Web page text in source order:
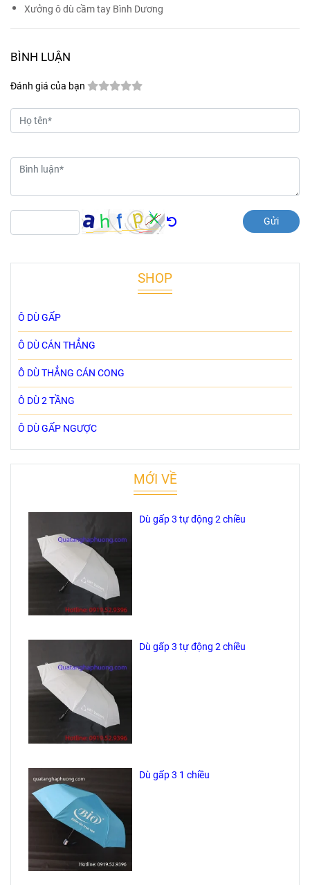
Xưởng ô dù cầm tay Bình Dương
BÌNH LUẬN
Đánh giá của bạn
Gửi
SHOP
Ô DÙ GẤP
Ô DÙ CÁN THẲNG
Ô DÙ THẲNG CÁN CONG
Ô DÙ 2 TẦNG
Ô DÙ GẤP NGƯỢC
MỚI VỀ
Dù gấp 3 tự động 2 chiều
Dù gấp 3 tự động 2 chiều
Dù gấp 3 1 chiều